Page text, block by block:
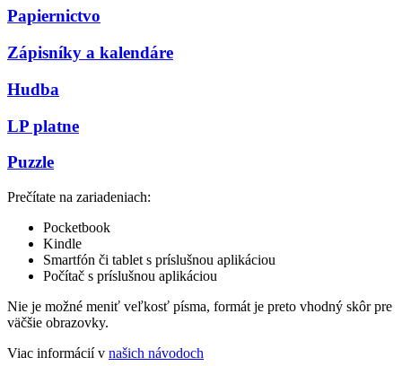
Papiernictvo
Zápisníky a kalendáre
Hudba
LP platne
Puzzle
Prečítate na zariadeniach:
Pocketbook
Kindle
Smartfón či tablet s príslušnou aplikáciou
Počítač s príslušnou aplikáciou
Nie je možné meniť veľkosť písma, formát je preto vhodný skôr pre
väčšie obrazovky.
Viac informácií v našich návodoch